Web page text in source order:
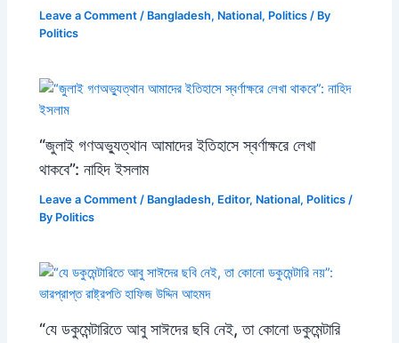
Leave a Comment / Bangladesh, National, Politics / By
Politics
“জুলাই গণঅভ্যুত্থান আমাদের ইতিহাসে স্বর্ণাক্ষরে লেখা
থাকবে”: নাহিদ ইসলাম
Leave a Comment / Bangladesh, Editor, National, Politics /
By Politics
“যে ডকুমেন্টারিতে আবু সাঈদের ছবি নেই, তা কোনো ডকুমেন্টারি